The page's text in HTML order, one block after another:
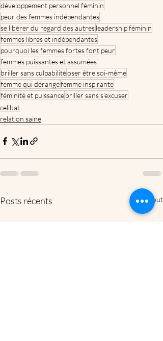
développement personnel féminin
peur des femmes indépendantes
se libérer du regard des autresleadership féminin
femmes libres et indépendantes
pourquoi les femmes fortes font peur
femmes puissantes et assumées
briller sans culpabilitéoser être soi-même
femme qui dérangefemme inspirante
féminité et puissancebriller sans s’excuser
celibat
relation saine
Posts récents Voir tout